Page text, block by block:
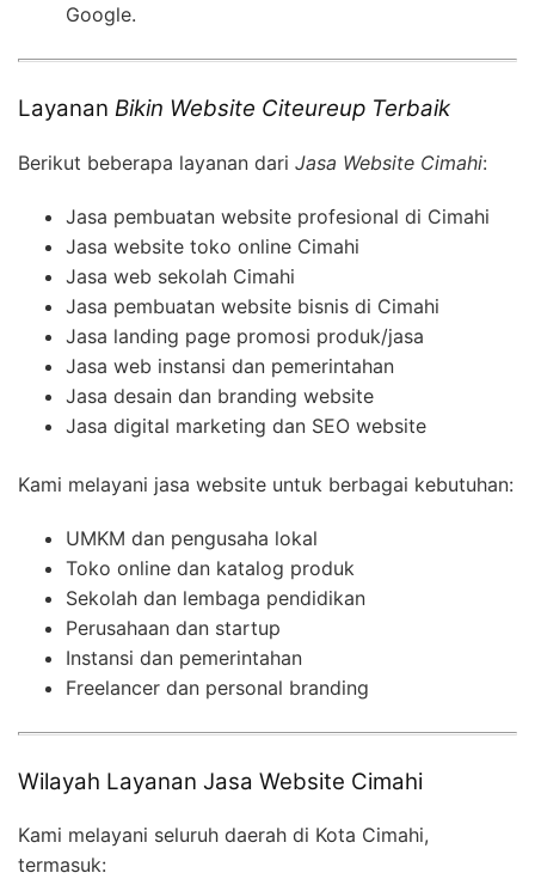
Google.
Layanan Bikin Website Citeureup Terbaik
Berikut beberapa layanan dari Jasa Website Cimahi:
Jasa pembuatan website profesional di Cimahi
Jasa website toko online Cimahi
Jasa web sekolah Cimahi
Jasa pembuatan website bisnis di Cimahi
Jasa landing page promosi produk/jasa
Jasa web instansi dan pemerintahan
Jasa desain dan branding website
Jasa digital marketing dan SEO website
Kami melayani jasa website untuk berbagai kebutuhan:
UMKM dan pengusaha lokal
Toko online dan katalog produk
Sekolah dan lembaga pendidikan
Perusahaan dan startup
Instansi dan pemerintahan
Freelancer dan personal branding
Wilayah Layanan Jasa Website Cimahi
Kami melayani seluruh daerah di Kota Cimahi,
termasuk: